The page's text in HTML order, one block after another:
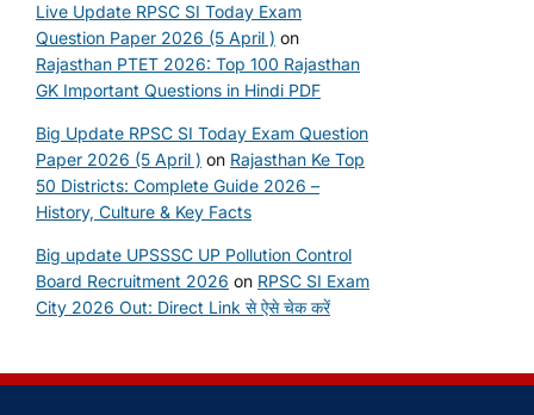
Live Update RPSC SI Today Exam
Question Paper 2026 (5 April ) on
Rajasthan PTET 2026: Top 100 Rajasthan
GK Important Questions in Hindi PDF
Big Update RPSC SI Today Exam Question
Paper 2026 (5 April ) on Rajasthan Ke Top
50 Districts: Complete Guide 2026 –
History, Culture & Key Facts
Big update UPSSSC UP Pollution Control
Board Recruitment 2026 on RPSC SI Exam
City 2026 Out: Direct Link से ऐसे चेक करें